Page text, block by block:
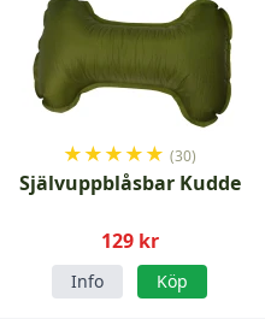
★★★★★ (30)
Självuppblåsbar Kudde
129 kr
Info Köp